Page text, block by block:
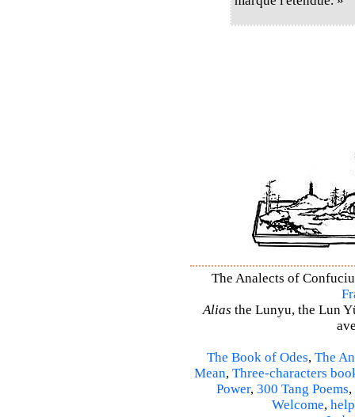
The Analects of
Alias the Lunyu, the Lun
The Book of Odes, The
Mean, Three-characters
Power, 300 Tang Poems,
Welcome, help